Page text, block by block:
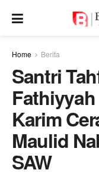
Home Berita
Santri
Karim
Maulid
SAW